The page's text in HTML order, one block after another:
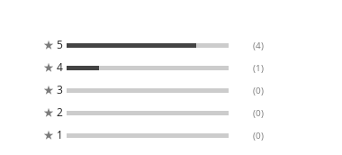
★ 5 (4)
★ 4 (1)
★ 3 (0)
★ 2 (0)
★ 1 (0)